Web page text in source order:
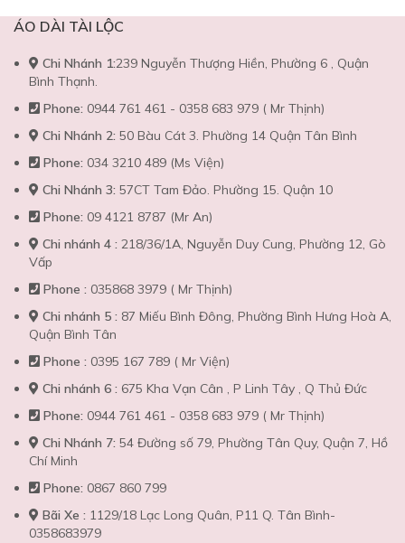
ÁO DÀI TÀI LỘC
Chi Nhánh 1:239 Nguyễn Thượng Hiền, Phường 6 , Quận
Bình Thạnh.
Phone: 0944 761 461 - 0358 683 979 ( Mr Thịnh)
Chi Nhánh 2: 50 Bàu Cát 3. Phường 14 Quận Tân Bình
Phone: 034 3210 489 (Ms Viện)
Chi Nhánh 3: 57CT Tam Đảo. Phường 15. Quận 10
Phone: 09 4121 8787 (Mr An)
Chi nhánh 4 : 218/36/1A, Nguyễn Duy Cung, Phường 12, Gò
Vấp
Phone : 035868 3979 ( Mr Thịnh)
Chi nhánh 5 : 87 Miếu Bình Đông, Phường Bình Hưng Hoà A,
Quận Bình Tân
Phone : 0395 167 789 ( Mr Viện)
Chi nhánh 6 : 675 Kha Vạn Cân , P Linh Tây , Q Thủ Đức
Phone: 0944 761 461 - 0358 683 979 ( Mr Thịnh)
Chi Nhánh 7: 54 Đường số 79, Phường Tân Quy, Quận 7, Hồ
Chí Minh
Phone: 0867 860 799
Bãi Xe : 1129/18 Lạc Long Quân, P11 Q. Tân Bình-
0358683979